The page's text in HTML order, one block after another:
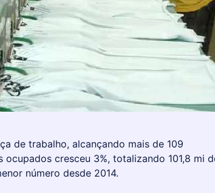
de trabalho, alcançando mais de 109
cresceu 3%, totalizando 101,8 mi
número desde 2014.